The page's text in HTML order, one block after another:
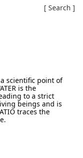
[ Search ]
scientific point of
is the
to a strict
beings and is
traces the